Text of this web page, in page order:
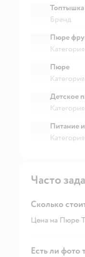
Топтышка
Бренд
Пюре
Категория
Пюре
Категория
Детское
Категория
Питание
Категория
Часто
Сколько
Цена на Пюре
Есть ли фото